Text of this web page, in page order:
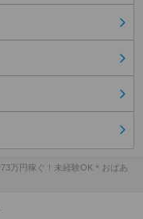
万円稼ぐ！未経験OK＊おばあ